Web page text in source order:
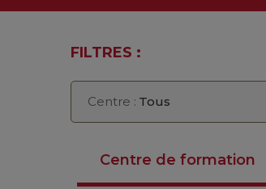
FILTRES :
Centre : Tous
Centre de formation